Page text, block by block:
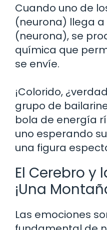
Cuando uno de
(neurona) llega
(neurona), se
química que
se envíe.
¡Colorido,
grupo de
bola de energía
uno esperando
una figura
El Cerebro y
¡Una
Las emociones